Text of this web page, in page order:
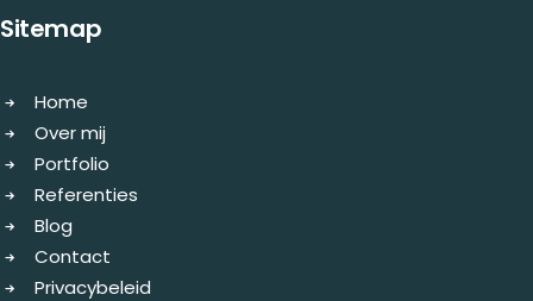
Sitemap
Home
Over mij
Portfolio
Referenties
Blog
Contact
Privacybeleid